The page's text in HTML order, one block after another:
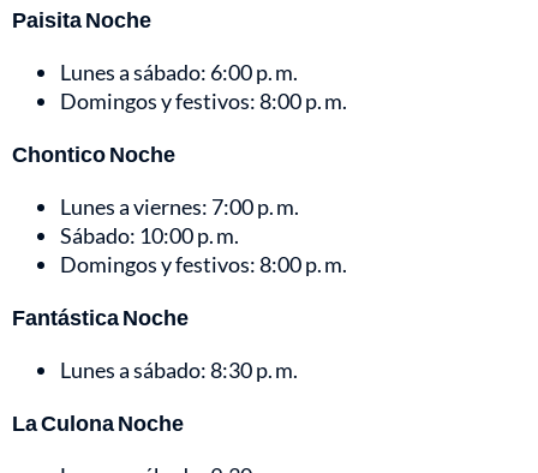
Paisita Noche
Lunes a sábado: 6:00 p. m.
Domingos y festivos: 8:00 p. m.
Chontico Noche
Lunes a viernes: 7:00 p. m.
Sábado: 10:00 p. m.
Domingos y festivos: 8:00 p. m.
Fantástica Noche
Lunes a sábado: 8:30 p. m.
La Culona Noche